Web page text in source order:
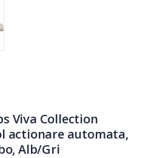
Viva Collection
actionare automata,
Alb/Gri